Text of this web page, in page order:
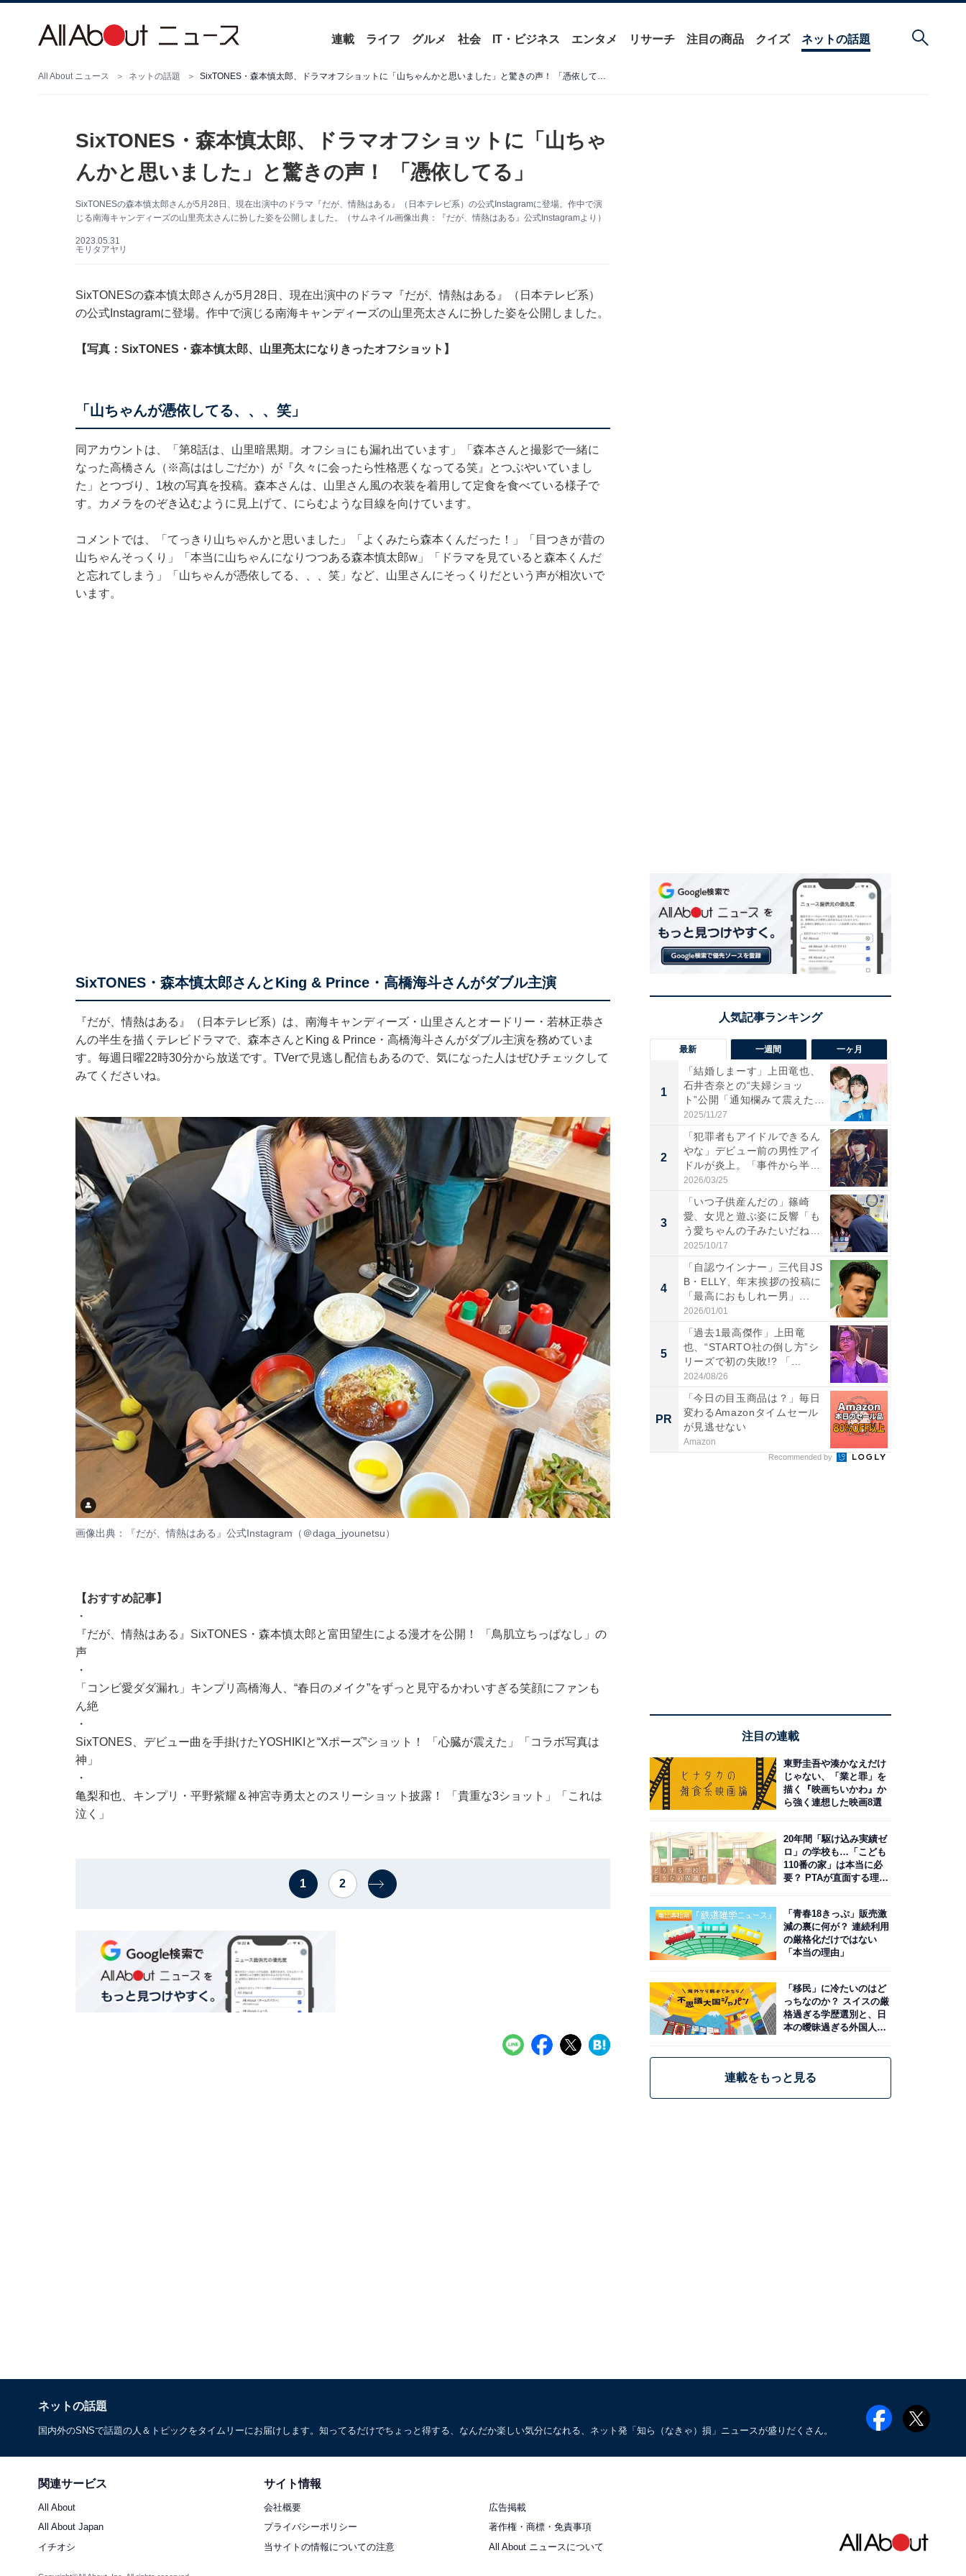
連載 ライフ グルメ 社会 IT・ビジネス エンタメ リサーチ 注目の商品 クイズ ネットの話題
All About ニュース ネットの話題 SixTONES・森本慎太郎、ドラマオフショットに「山ちゃんかと思いました」と驚きの声！ 「憑依してる」
SixTONES・森本慎太郎、ドラマオフショットに「山ちゃ
んかと思いました」と驚きの声！ 「憑依してる」
SixTONESの森本慎太郎さんが5月28日、現在出演中のドラマ『だが、情熱はある』（日本テレビ系）の公式Instagramに登場。作中で演
じる南海キャンディーズの山里亮太さんに扮した姿を公開しました。（サムネイル画像出典：『だが、情熱はある』公式Instagramより）
2023.05.31
モリタアヤリ
SixTONESの森本慎太郎さんが5月28日、現在出演中のドラマ『だが、情熱はある』（日本テレビ系）
の公式Instagramに登場。作中で演じる南海キャンディーズの山里亮太さんに扮した姿を公開しました。
【写真：SixTONES・森本慎太郎、山里亮太になりきったオフショット】
「山ちゃんが憑依してる、、、笑」
同アカウントは、「第8話は、山里暗黒期。オフショにも漏れ出ています」「森本さんと撮影で一緒に
なった高橋さん（※高ははしごだか）が『久々に会ったら性格悪くなってる笑』とつぶやいていまし
た」とつづり、1枚の写真を投稿。森本さんは、山里さん風の衣装を着用して定食を食べている様子で
す。カメラをのぞき込むように見上げて、にらむような目線を向けています。
コメントでは、「てっきり山ちゃんかと思いました」「よくみたら森本くんだった！」「目つきが昔の
山ちゃんそっくり」「本当に山ちゃんになりつつある森本慎太郎w」「ドラマを見ていると森本くんだ
と忘れてしまう」「山ちゃんが憑依してる、、、笑」など、山里さんにそっくりだという声が相次いで
います。
SixTONES・森本慎太郎さんとKing & Prince・高橋海斗さんがダブル主演
『だが、情熱はある』（日本テレビ系）は、南海キャンディーズ・山里さんとオードリー・若林正恭さ
んの半生を描くテレビドラマで、森本さんとKing & Prince・高橋海斗さんがダブル主演を務めていま
す。毎週日曜22時30分から放送です。TVerで見逃し配信もあるので、気になった人はぜひチェックして
みてくださいね。
画像出典： 『だが、情熱はある』公式Instagram（＠daga_jyounetsu）
【おすすめ記事】
・
『だが、情熱はある』SixTONES・森本慎太郎と富田望生による漫才を公開！ 「鳥肌立ちっぱなし」の
声
・
「コンビ愛ダダ漏れ」キンプリ高橋海人、“春日のメイク”をずっと見守るかわいすぎる笑顔にファンも
ん絶
・
SixTONES、デビュー曲を手掛けたYOSHIKIと“Xポーズ”ショット！ 「心臓が震えた」「コラボ写真は
神」
・
亀梨和也、キンプリ・平野紫耀＆神宮寺勇太とのスリーショット披露！ 「貴重な3ショット」「これは
泣く」
1 2
最新 一週間 一ヶ月
1
「結婚しまーす」上田竜也、
石井杏奈との“夫婦ショッ
ト”公開「通知欄みて震えた」
「...
2025/11/27
2
「犯罪者もアイドルできるん
やな」デビュー前の男性アイ
ドルが炎上。「事件から半年
も...
2026/03/25
3
「いつ子供産んだの」篠崎
愛、女児と遊ぶ姿に反響「も
う愛ちゃんの子みたいだね」
「完...
2025/10/17
4
「自認ウインナー」三代目JS
B・ELLY、年末挨拶の投稿に
「最高におもしれー男」...
2026/01/01
5
「過去1最高傑作」上田竜
也、“STARTO社の倒し方”シ
リーズで初の失敗!? 「...
2024/08/26
PR
「今日の目玉商品は？」毎日
変わるAmazonタイムセール
が見逃せない
Amazon
Recommended by
注目の連載
東野圭吾や湊かなえだけ
じゃない、「業と罪」を
描く『映画ちいかわ』か
ら強く連想した映画8選
20年間「駆け込み実績ゼ
ロ」の学校も…「こども
110番の家」は本当に必
要？ PTAが直面する理想
「青春18きっぷ」販売激
減の裏に何が？ 連続利用
の厳格化だけではない
「本当の理由」
「移民」に冷たいのはど
っちなのか？ スイスの厳
格過ぎる学歴選別と、日
本の曖昧過ぎる外国人政
連載をもっと見る
ネットの話題
国内外のSNSで話題の人＆トピックをタイムリーにお届けします。知ってるだけでちょっと得する、なんだか楽しい気分になれる、ネット発「知ら（なきゃ）損」ニュースが盛りだくさん。
関連サービス
All About
All About Japan
イチオシ
サイト情報
会社概要
広告掲載
プライバシーポリシー
著作権・商標・免責事項
当サイトの情報についての注意
All About ニュースについて